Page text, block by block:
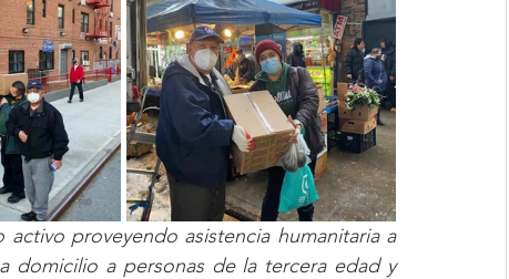
proveyendo asistencia humanitaria a
domicilio a personas de la tercera edad y